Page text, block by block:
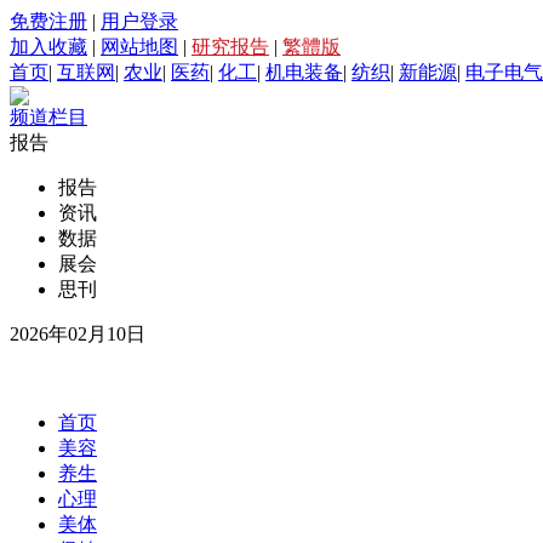
免费注册 | 用户登录
加入收藏 | 网站地图 | 研究报告 | 繁體版
首页| 互联网 | 农业| 医药| 化工| 机电装备| 纺织| 新能源| 电子电气
频道栏目
报告
报告
资讯
数据
展会
思刊
2026年02月10日
首页
美容
养生
心理
美体